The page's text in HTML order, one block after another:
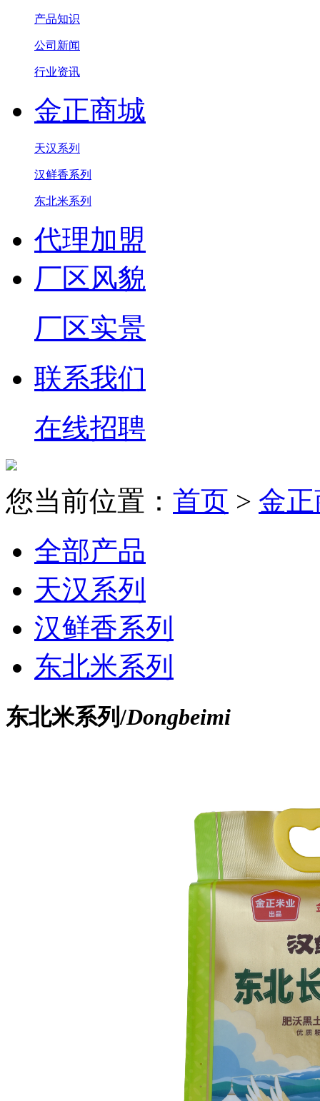
产品知识
公司新闻
行业资讯
金正商城
天汉系列
汉鲜香系列
东北米系列
代理加盟
厂区风貌
厂区实景
联系我们
在线招聘
您当前位置： 首页 > 金
全部产品
天汉系列
汉鲜香系列
东北米系列
东北米系列/Dongbeimi